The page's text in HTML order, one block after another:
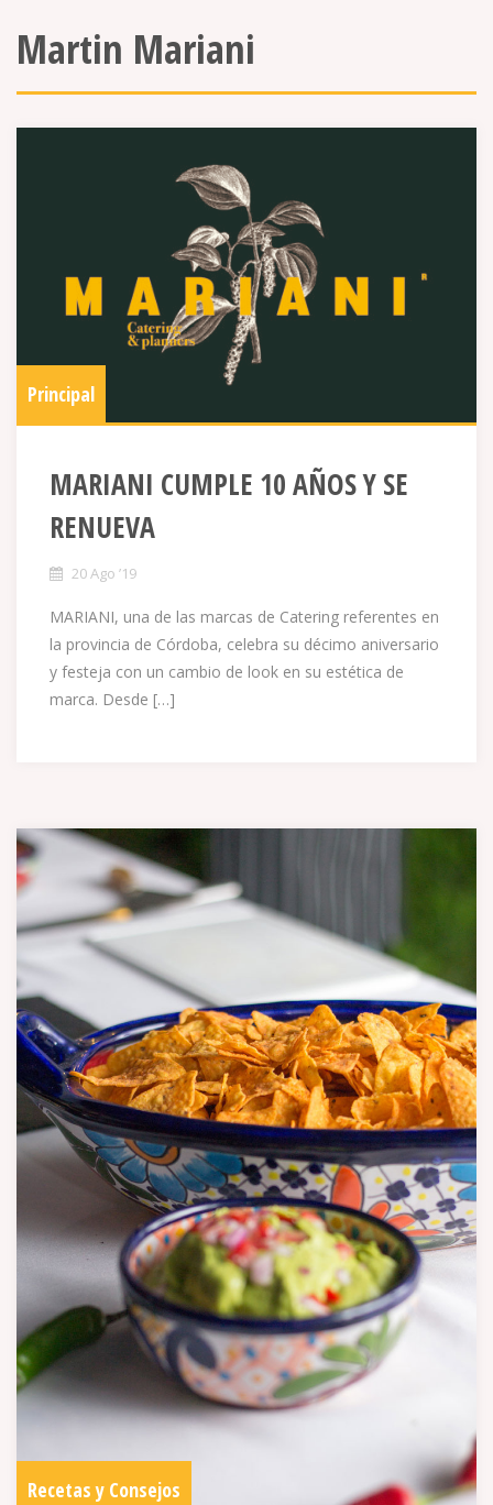
Martin Mariani
Principal
MARIANI CUMPLE 10 AÑOS Y SE
RENUEVA
20 Ago ’19
MARIANI, una de las marcas de Catering referentes en
la provincia de Córdoba, celebra su décimo aniversario
y festeja con un cambio de look en su estética de
marca. Desde […]
Recetas y Consejos